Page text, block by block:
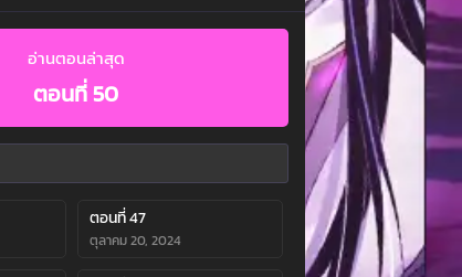
อ่านตอนล่าสุด
ตอนที่ 50
ตอนที่ 47
ตุลาคม 20, 2024